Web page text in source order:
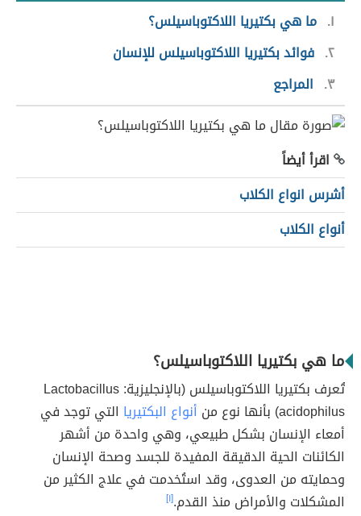
١ ما هي بكتيريا اللاكتوباسيلس؟
٢ فوائد بكتيريا اللاكتوباسيلس للإنسان
٣
المراجع
اقرأ أيضاً
أشرس انواع الكلاب
أنواع الكلاب
ما هي بكتيريا اللاكتوباسيلس؟
تُعرف بكتيريا اللاكتوباسيلس (بالإنجليزية: Lactobacillus
acidophilus) بأنها نوع من
أنواع البكتيريا التي توجد في
أمعاء الإنسان بشكل طبيعي، وهي واحدة من أشهر
الكائنات الحية الدقيقة المفيدة للجسد وصحة الإنسان
وحمايته من العدوى، وقد استُخدمت في علاج الكثير من
المشكلات والأمراض منذ القدم.[١]